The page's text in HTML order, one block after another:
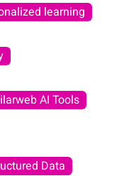
learning
AI Tools
Data